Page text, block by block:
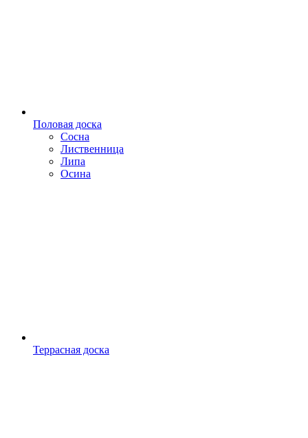
Половая доска
Сосна
Лиственница
Липа
Осина
Террасная доска